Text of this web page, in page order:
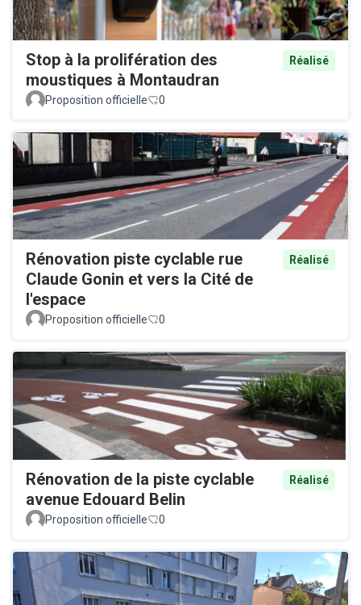
Stop à la prolifération des
moustiques à Montaudran
Réalisé
Proposition officielle 0
Rénovation piste cyclable rue
Claude Gonin et vers la Cité de
l'espace
Réalisé
Proposition officielle 0
Rénovation de la piste cyclable
avenue Edouard Belin
Réalisé
Proposition officielle 0